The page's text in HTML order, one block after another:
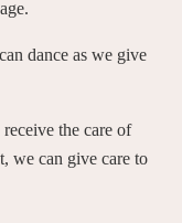
dance as we give
the care of
we can give care to